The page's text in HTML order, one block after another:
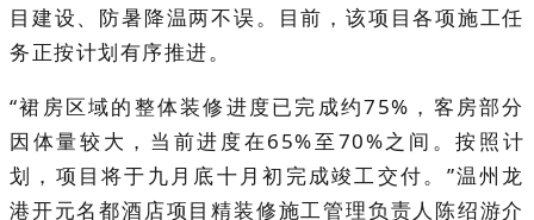
目建设、防暑降温两不误。目前，该项目各项施工任
务正按计划有序推进。
“裙房区域的整体装修进度已完成约75%，客房部分
因体量较大，当前进度在65%至70%之间。按照计
划，项目将于九月底十月初完成竣工交付。”温州龙
港开元名都酒店项目精装修施工管理负责人陈绍游介